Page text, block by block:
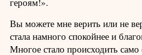
Вы можете мне верить или не
стала намного спокойнее и
Многое стало происходить